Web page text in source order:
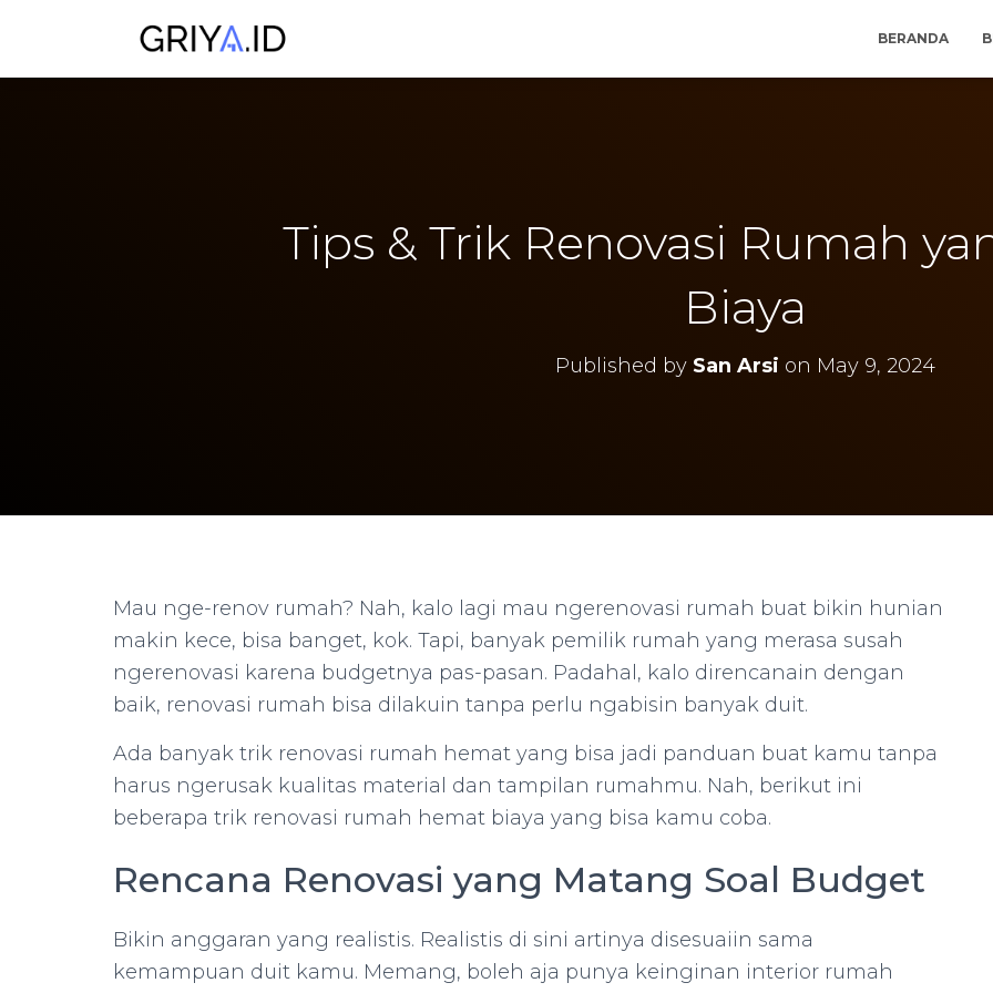
BERANDA
Tips & Trik Renovasi Rumah
Biaya
Published by San Arsi on May 9, 2024
Mau nge-renov rumah? Nah, kalo lagi mau ngerenovasi rumah buat bikin hunian
makin kece, bisa banget, kok. Tapi, banyak pemilik rumah yang merasa susah
ngerenovasi karena budgetnya pas-pasan. Padahal, kalo direncanain dengan
baik, renovasi rumah bisa dilakuin tanpa perlu ngabisin banyak duit.
Ada banyak trik renovasi rumah hemat yang bisa jadi panduan buat kamu tanpa
harus ngerusak kualitas material dan tampilan rumahmu. Nah, berikut ini
beberapa trik renovasi rumah hemat biaya yang bisa kamu coba.
Rencana Renovasi yang Matang Soal Budget
Bikin anggaran yang realistis. Realistis di sini artinya disesuaiin sama
kemampuan duit kamu. Memang, boleh aja punya keinginan interior rumah